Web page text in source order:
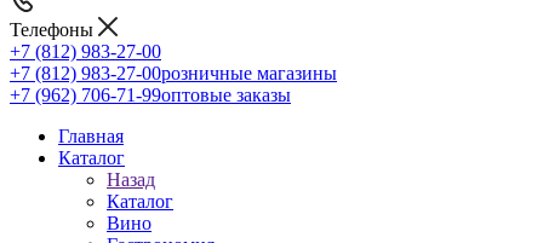
Телефоны
+7 (812) 983-27-00
+7 (812) 983-27-00розничные магазины
+7 (962) 706-71-99оптовые заказы
Главная
Каталог
Назад
Каталог
Вино